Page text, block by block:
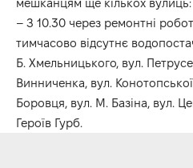
– З 10.30 через ремонтні
тимчасово відсутнє
Б. Хмельницького, вул.
Винниченка, вул.
Боровця, вул. М. Базіна, вул.
Героїв Гурб.